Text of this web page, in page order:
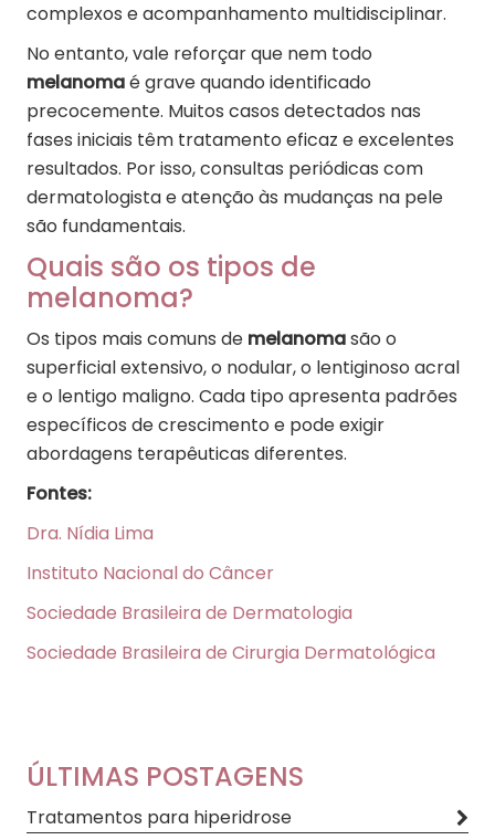
complexos e acompanhamento multidisciplinar.
No entanto, vale reforçar que nem todo
melanomaé grave quando identificado
precocemente. Muitos casos detectados nas
fases iniciais têm tratamento eficaz e excelentes
resultados. Por isso, consultas periódicas com
dermatologista e atenção às mudanças na pele
são fundamentais.
Quais são os tipos de
melanoma?
Os tipos mais comuns de melanomasão o
superficial extensivo, o nodular, o lentiginoso acral
e o lentigo maligno. Cada tipo apresenta padrões
específicos de crescimento e pode exigir
abordagens terapêuticas diferentes.
Fontes:
Dra. Nídia Lima
Instituto Nacional do Câncer
Sociedade Brasileira de Dermatologia
Sociedade Brasileira de Cirurgia Dermatológica
ÚLTIMAS POSTAGENS
Tratamentos para hiperidrose